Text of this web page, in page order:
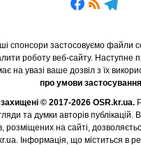
спонсори застосовуємо файли
роботу веб-сайту. Наступне
на увазі ваше дозвіл з їх
про умови
захищені © 2017-2026 OSR.kr.ua.
та думки авторів публікацій.
розміщених на сайті,
Інформація, що міститься в